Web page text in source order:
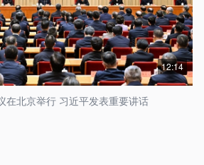
12:14
在北京举行 习近平发表重要讲话